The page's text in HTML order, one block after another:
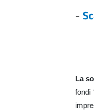
-
La
fondi